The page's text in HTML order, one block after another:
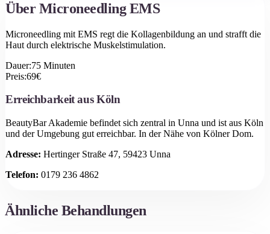
ÜberMicroneedling EMS
Microneedling mit EMS regt die Kollagenbildung an und strafft die
Haut durch elektrische Muskelstimulation.
Dauer:75 Minuten
Preis:69€
Erreichbarkeit ausKöln
BeautyBar Akademie befindet sich zentral in Unna und ist aus Köln
und der Umgebung gut erreichbar. In der Nähe von Kölner Dom.
Adresse: Hertinger Straße 47, 59423 Unna
Telefon: 0179 236 4862
Ähnliche Behandlungen